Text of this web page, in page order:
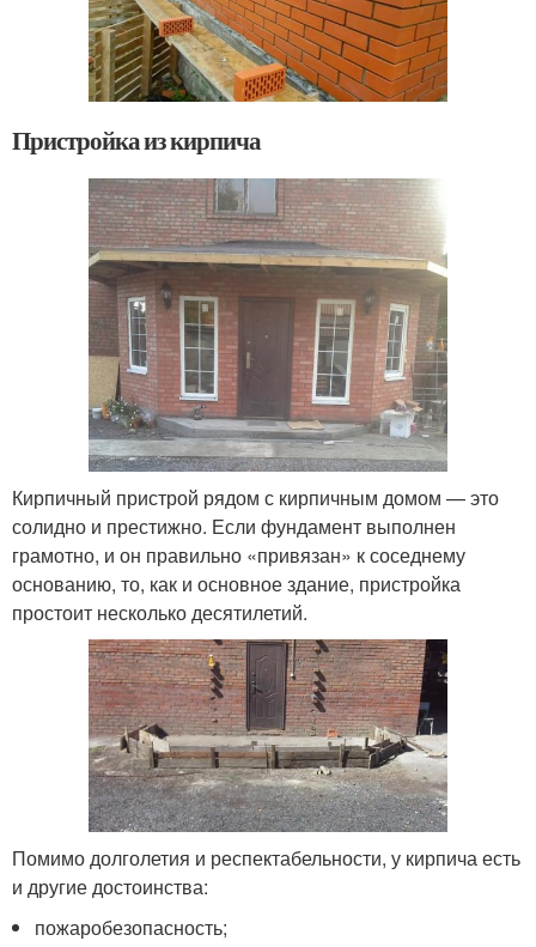
Пристройка из кирпича
Кирпичный пристрой рядом с кирпичным домом — это
солидно и престижно. Если фундамент выполнен
грамотно, и он правильно «привязан» к соседнему
основанию, то, как и основное здание, пристройка
простоит несколько десятилетий.
Помимо долголетия и респектабельности, у кирпича есть
и другие достоинства:
пожаробезопасность;